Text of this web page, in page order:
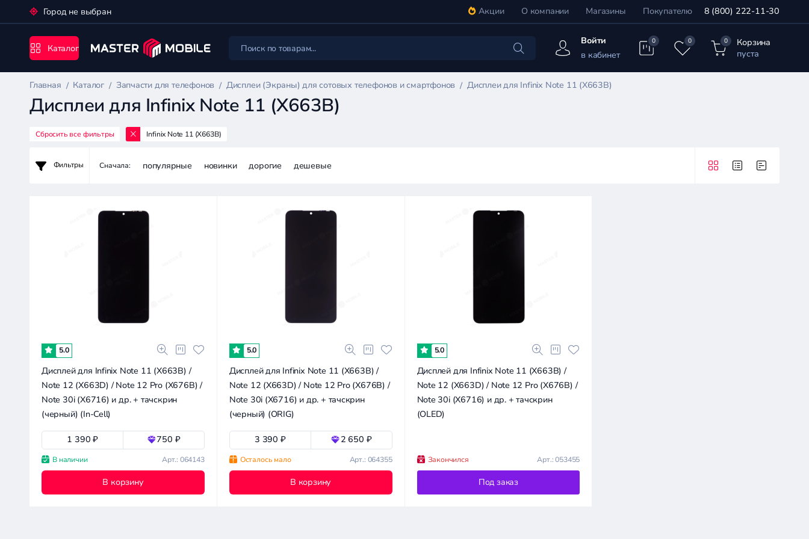
Город не выбран Акции О компании Магазины Покупателю 8 (800) 222-11-30
Каталог
Войти
в кабинет
0 0 0
Корзина
пуста
Главная Каталог Запчасти для телефонов Дисплеи (Экраны) для сотовых телефонов и смартфонов Дисплеи для Infinix Note 11 (X663B)
Дисплеи для Infinix Note 11 (X663B)
для
телефонов
Совместимость
Все производители
Apple
Asus
Doogee
Google
Infinix Note 11 (X663B)
Сбросить
все
фильтры
Сбросить все фильтры Infinix Note 11 (X663B)
Фильтры Сначала: популярные новинки дорогие дешевые
5.0
Дисплей для Infinix Note 11 (X663B) /
Note 12 (X663D) / Note 12 Pro (X676B) /
Note 30i (X6716) и др. + тачскрин
(черный) (In-Cell)
1 390 ₽ 750 ₽
В наличии Арт.: 064143
В корзину
5.0
Дисплей для Infinix Note 11 (X663B) /
Note 12 (X663D) / Note 12 Pro (X676B) /
Note 30i (X6716) и др. + тачскрин
(черный) (ORIG)
3 390 ₽ 2 650 ₽
Осталось мало Арт.: 064355
В корзину
5.0
Дисплей для Infinix Note 11 (X663B) /
Note 12 (X663D) / Note 12 Pro (X676B) /
Note 30i (X6716) и др. + тачскрин
(OLED)
Закончился Арт.: 053455
Под заказ